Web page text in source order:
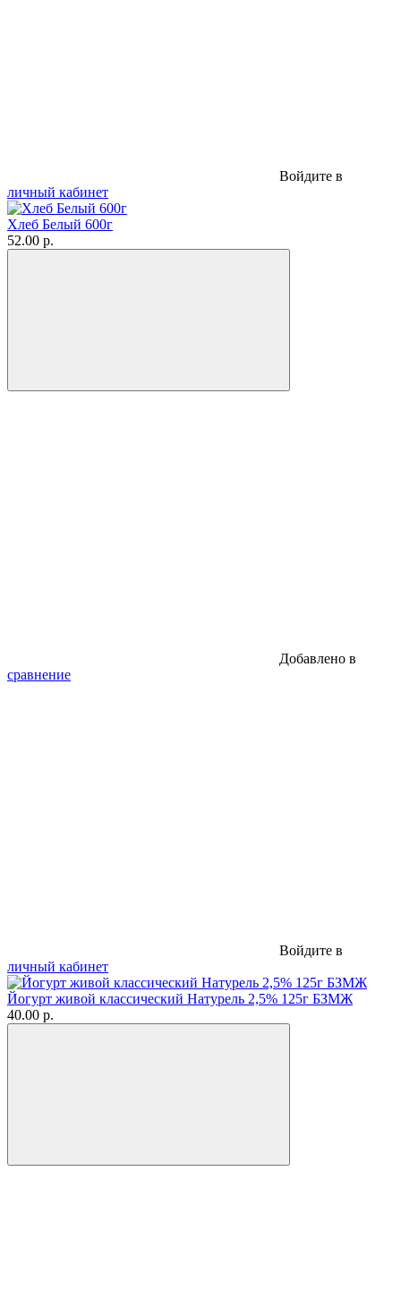
Войдите в
личный кабинет
Хлеб Белый 600г
52.00 р.
Добавлено в
сравнение
Войдите в
личный кабинет
Йогурт живой классический Натурель 2,5% 125г БЗМЖ
40.00 р.